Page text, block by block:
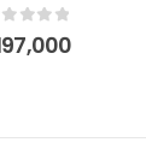
of 5